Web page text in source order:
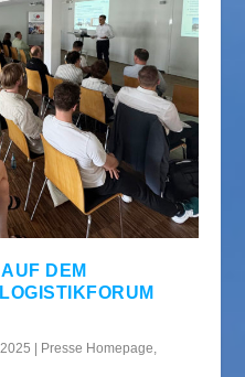
DEM
Presse Homepage,